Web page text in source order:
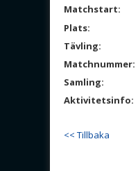
Matchstart:
Plats:
Tävling:
Matchnummer:
Samling:
Aktivitetsinfo:
<< Tillbaka